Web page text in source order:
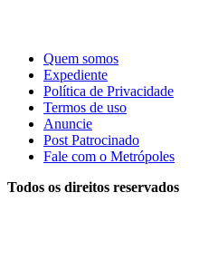
Quem somos
Expediente
Política de Privacidade
Termos de uso
Anuncie
Post Patrocinado
Fale com o Metrópoles
Todos os direitos reservados